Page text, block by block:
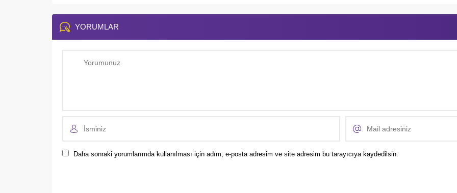
YORUMLAR
Daha sonraki yorumlarımda kullanılması için adım, e-posta adresim ve site adresim bu tarayıcıya kaydedilsin.